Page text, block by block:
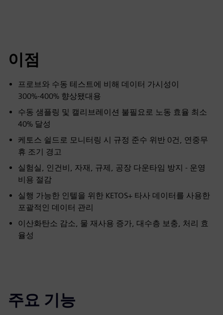
이점
프로브와 수동 테스트에 비해 데이터 가시성이
300%-400% 향상됐대용
수동 샘플링 및 캘리브레이션 불필요로 노동 효율 최소
40% 달성
케토스 쉴드로 모니터링 시 규정 준수 위반 0건, 연중무
휴 조기 경고
실험실, 인건비, 자재, 규제, 공장 다운타임 방지 - 운영
비용 절감
실행 가능한 인텔을 위한 KETOS+ 타사 데이터를 사용한
포괄적인 데이터 관리
이산화탄소 감소, 물 재사용 증가, 대수층 보충, 처리 효
율성
주요 기능